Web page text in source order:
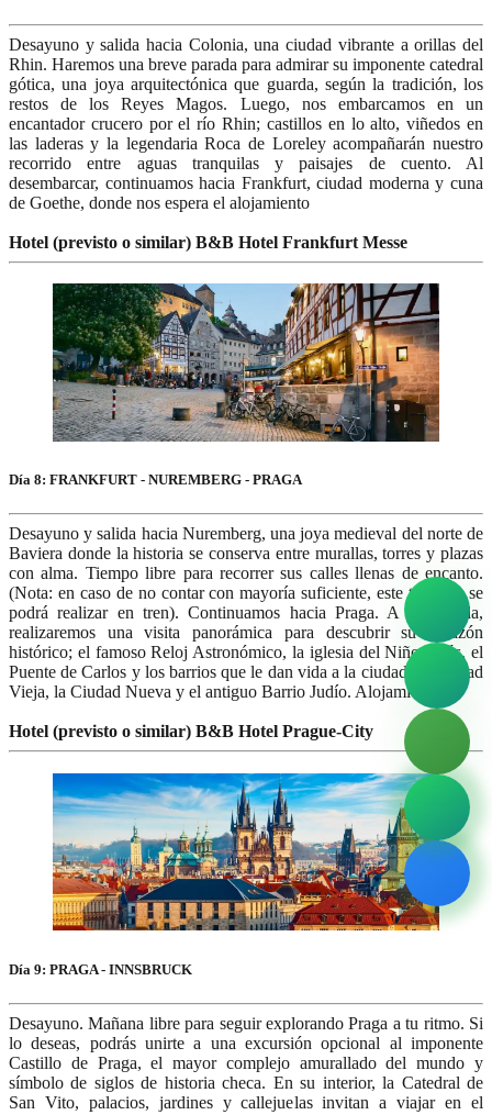
Desayuno y salida hacia Colonia, una ciudad vibrante a orillas del
Rhin. Haremos una breve parada para admirar su imponente catedral
gótica, una joya arquitectónica que guarda, según la tradición, los
restos de los Reyes Magos. Luego, nos embarcamos en un
encantador crucero por el río Rhin; castillos en lo alto, viñedos en
las laderas y la legendaria Roca de Loreley acompañarán nuestro
recorrido entre aguas tranquilas y paisajes de cuento. Al
desembarcar, continuamos hacia Frankfurt, ciudad moderna y cuna
de Goethe, donde nos espera el alojamiento
Hotel (previsto o similar) B&B Hotel Frankfurt Messe
Día 8: FRANKFURT - NUREMBERG - PRAGA
Desayuno y salida hacia Nuremberg, una joya medieval del norte de
Baviera donde la historia se conserva entre murallas, torres y plazas
con alma. Tiempo libre para recorrer sus calles llenas de encanto.
(Nota: en caso de no contar con mayoría suficiente, este trayecto se
podrá realizar en tren). Continuamos hacia Praga. A la llegada,
realizaremos una visita panorámica para descubrir su corazón
histórico; el famoso Reloj Astronómico, la iglesia del Niño Jesús, el
Puente de Carlos y los barrios que le dan vida a la ciudad, la Ciudad
Vieja, la Ciudad Nueva y el antiguo Barrio Judío. Alojamiento.
Hotel (previsto o similar) B&B Hotel Prague-City
Día 9: PRAGA - INNSBRUCK
Desayuno. Mañana libre para seguir explorando Praga a tu ritmo. Si
lo deseas, podrás unirte a una excursión opcional al imponente
Castillo de Praga, el mayor complejo amurallado del mundo y
símbolo de siglos de historia checa. En su interior, la Catedral de
San Vito, palacios, jardines y callejuelas invitan a viajar en el